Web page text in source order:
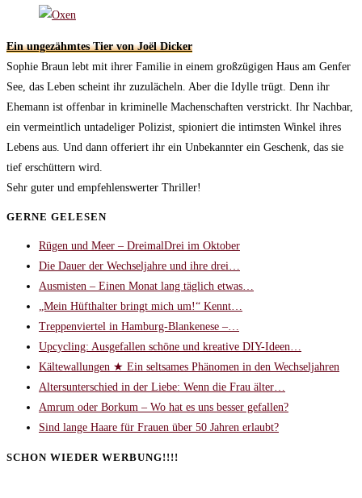
Ein ungezähmtes Tier von Joël Dicker
Sophie Braun lebt mit ihrer Familie in einem großzügigen Haus am Genfer
See, das Leben scheint ihr zuzulächeln. Aber die Idylle trügt. Denn ihr
Ehemann ist offenbar in kriminelle Machenschaften verstrickt. Ihr Nachbar,
ein vermeintlich untadeliger Polizist, spioniert die intimsten Winkel ihres
Lebens aus. Und dann offeriert ihr ein Unbekannter ein Geschenk, das sie
tief erschüttern wird.
Sehr guter und empfehlenswerter Thriller!
GERNE GELESEN
Rügen und Meer – DreimalDrei im Oktober
Die Dauer der Wechseljahre und ihre drei…
Ausmisten – Einen Monat lang täglich etwas…
„Mein Hüfthalter bringt mich um!“ Kennt…
Treppenviertel in Hamburg-Blankenese –…
Upcycling: Ausgefallen schöne und kreative DIY-Ideen…
Kältewallungen ★ Ein seltsames Phänomen in den Wechseljahren
Altersunterschied in der Liebe: Wenn die Frau älter…
Amrum oder Borkum – Wo hat es uns besser gefallen?
Sind lange Haare für Frauen über 50 Jahren erlaubt?
SCHON WIEDER WERBUNG!!!!